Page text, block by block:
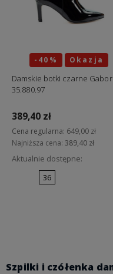
-40% Okazja
Damskie botki czarne Gabor
35.880.97
389,40 zł
Cena regularna: 649,00 zł
Najniższa cena: 389,40 zł
Aktualnie dostępne:
36
Szpilki i czółenka